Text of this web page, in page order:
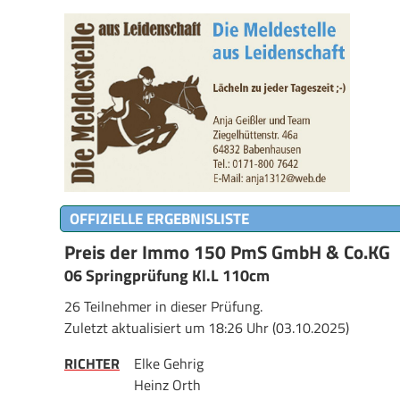
OFFIZIELLE ERGEBNISLISTE
Preis der Immo 150 PmS GmbH & Co.KG
06 Springprüfung Kl.L 110cm
26 Teilnehmer in dieser Prüfung.
Zuletzt aktualisiert um 18:26 Uhr (03.10.2025)
RICHTER
Elke Gehrig
Heinz Orth